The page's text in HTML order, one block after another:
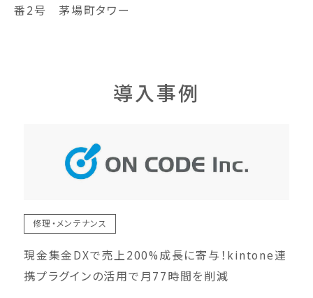
番2号 茅場町タワー
導入事例
修理・メンテナンス
現金集金DXで売上200%成長に寄与！kintone連
携プラグインの活用で月77時間を削減